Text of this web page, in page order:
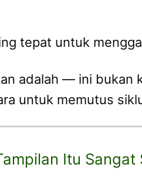
tepat untuk
adalah — ini bukan
untuk memutus
Itu